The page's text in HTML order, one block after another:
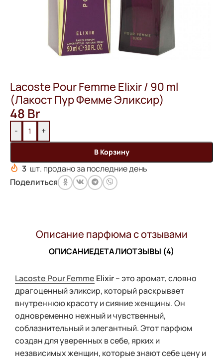
Lacoste Pour Femme Elixir / 90 ml
(Лакост Пур Фемме Эликсир)
48 Br
- +
В Корзину
3 шт. продано за последние день
Поделиться
Описание парфюма с отзывами
ОПИСАНИЕДЕТАЛИОТЗЫВЫ (4)
Lacoste Pour Femme Elixir– это аромат, словно
драгоценный эликсир, который раскрывает
внутреннюю красоту и сияние женщины. Он
одновременно нежный и чувственный,
соблазнительный и элегантный. Этот парфюм
создан для уверенных в себе, ярких и
независимых женщин, которые знают себе цену и